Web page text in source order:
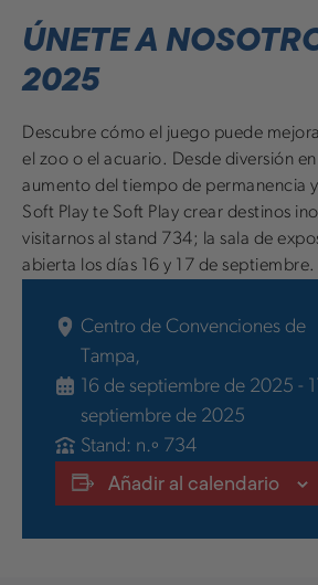
ÚNETE A
2025
Descubre cómo el juego puede
el zoo o el acuario. Desde diversión
aumento del tiempo de permanencia
Soft Play te Soft Play crear destinos
visitarnos al stand 734; la sala de
abierta los días 16 y 17 de septiembre.
Centro de Convenciones de
Tampa,
16 de septiembre de 2025 -
septiembre de 2025
Stand: n.º 734
Añadir al calendario